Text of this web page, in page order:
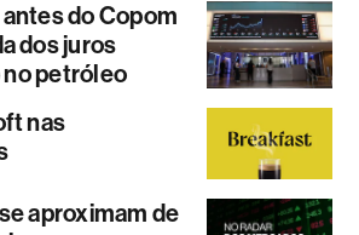
do Copom
dos juros
petróleo
nas
aproximam de